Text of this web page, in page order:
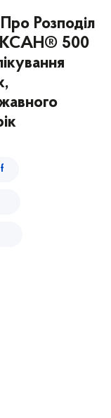
Розподіл
500